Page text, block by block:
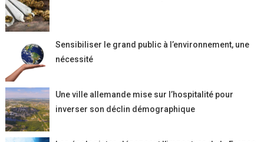
Sensibiliser le grand public à l’environnement, une
nécessité
Une ville allemande mise sur l’hospitalité pour
inverser son déclin démographique